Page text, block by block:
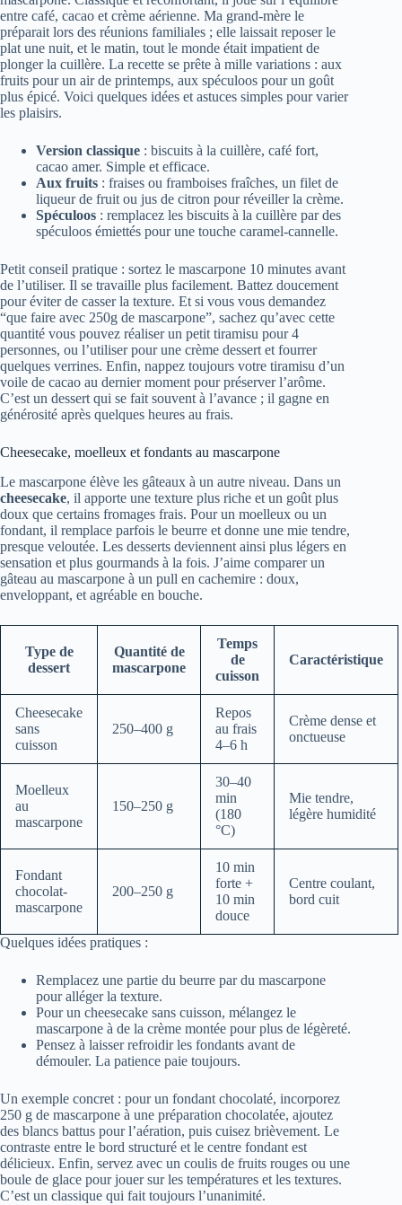
entre café, cacao et crème aérienne. Ma grand-mère le
préparait lors des réunions familiales ; elle laissait reposer le
plat une nuit, et le matin, tout le monde était impatient de
plonger la cuillère. La recette se prête à mille variations : aux
fruits pour un air de printemps, aux spéculoos pour un goût
plus épicé. Voici quelques idées et astuces simples pour varier
les plaisirs.
Version classique : biscuits à la cuillère, café fort,
cacao amer. Simple et efficace.
Aux fruits : fraises ou framboises fraîches, un filet de
liqueur de fruit ou jus de citron pour réveiller la crème.
Spéculoos : remplacez les biscuits à la cuillère par des
spéculoos émiettés pour une touche caramel-cannelle.
Petit conseil pratique : sortez le mascarpone 10 minutes avant
de l’utiliser. Il se travaille plus facilement. Battez doucement
pour éviter de casser la texture. Et si vous vous demandez
“que faire avec 250g de mascarpone”, sachez qu’avec cette
quantité vous pouvez réaliser un petit tiramisu pour 4
personnes, ou l’utiliser pour une crème dessert et fourrer
quelques verrines. Enfin, nappez toujours votre tiramisu d’un
voile de cacao au dernier moment pour préserver l’arôme.
C’est un dessert qui se fait souvent à l’avance ; il gagne en
générosité après quelques heures au frais.
Cheesecake, moelleux et fondants au mascarpone
Le mascarpone élève les gâteaux à un autre niveau. Dans un
cheesecake, il apporte une texture plus riche et un goût plus
doux que certains fromages frais. Pour un moelleux ou un
fondant, il remplace parfois le beurre et donne une mie tendre,
presque veloutée. Les desserts deviennent ainsi plus légers en
sensation et plus gourmands à la fois. J’aime comparer un
gâteau au mascarpone à un pull en cachemire : doux,
enveloppant, et agréable en bouche.
Type de
dessert
Quantité de
mascarpone
Temps
de
cuisson
Caractéristique
Cheesecake
sans
cuisson
250–400 g
Repos
au frais
4–6 h
Crème dense et
onctueuse
Moelleux
au
mascarpone
150–250 g
30–40
min
(180
°C)
Mie tendre,
légère humidité
Fondant
chocolat-
mascarpone
200–250 g
10 min
forte +
10 min
douce
Centre coulant,
bord cuit
Quelques idées pratiques :
Remplacez une partie du beurre par du mascarpone
pour alléger la texture.
Pour un cheesecake sans cuisson, mélangez le
mascarpone à de la crème montée pour plus de légèreté.
Pensez à laisser refroidir les fondants avant de
démouler. La patience paie toujours.
Un exemple concret : pour un fondant chocolaté, incorporez
250 g de mascarpone à une préparation chocolatée, ajoutez
des blancs battus pour l’aération, puis cuisez brièvement. Le
contraste entre le bord structuré et le centre fondant est
délicieux. Enfin, servez avec un coulis de fruits rouges ou une
boule de glace pour jouer sur les températures et les textures.
C’est un classique qui fait toujours l’unanimité.